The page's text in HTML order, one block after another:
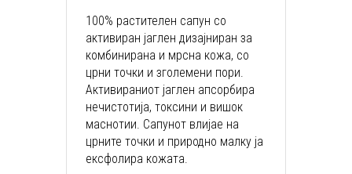
100% растителен сапун со
активиран јаглен дизајниран за
комбинирана и мрсна кожа, со
црни точки и зголемени пори.
Активираниот јаглен апсорбира
нечистотија, токсини и вишок
маснотии. Сапунот влијае на
црните точки и природно малку ја
ексфолира кожата.